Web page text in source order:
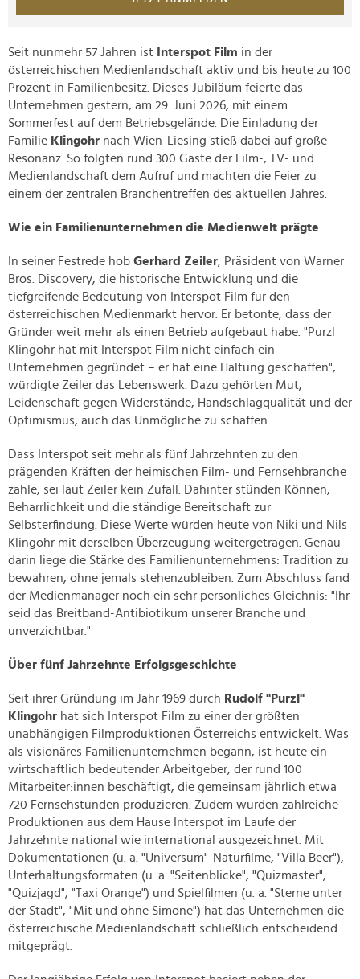
Seit nunmehr 57 Jahren ist Interspot Film in der
österreichischen Medienlandschaft aktiv und bis heute zu 100
Prozent in Familienbesitz. Dieses Jubiläum feierte das
Unternehmen gestern, am 29. Juni 2026, mit einem
Sommerfest auf dem Betriebsgelände. Die Einladung der
Familie Klingohr nach Wien-Liesing stieß dabei auf große
Resonanz. So folgten rund 300 Gäste der Film-, TV- und
Medienlandschaft dem Aufruf und machten die Feier zu
einem der zentralen Branchentreffen des aktuellen Jahres.
Wie ein Familienunternehmen die Medienwelt prägte
In seiner Festrede hob Gerhard Zeiler, Präsident von Warner
Bros. Discovery, die historische Entwicklung und die
tiefgreifende Bedeutung von Interspot Film für den
österreichischen Medienmarkt hervor. Er betonte, dass der
Gründer weit mehr als einen Betrieb aufgebaut habe. "Purzl
Klingohr hat mit Interspot Film nicht einfach ein
Unternehmen gegründet – er hat eine Haltung geschaffen",
würdigte Zeiler das Lebenswerk. Dazu gehörten Mut,
Leidenschaft gegen Widerstände, Handschlagqualität und der
Optimismus, auch das Unmögliche zu schaffen.
Dass Interspot seit mehr als fünf Jahrzehnten zu den
prägenden Kräften der heimischen Film- und Fernsehbranche
zähle, sei laut Zeiler kein Zufall. Dahinter stünden Können,
Beharrlichkeit und die ständige Bereitschaft zur
Selbsterfindung. Diese Werte würden heute von Niki und Nils
Klingohr mit derselben Überzeugung weitergetragen. Genau
darin liege die Stärke des Familienunternehmens: Tradition zu
bewahren, ohne jemals stehenzubleiben. Zum Abschluss fand
der Medienmanager noch ein sehr persönliches Gleichnis: "Ihr
seid das Breitband-Antibiotikum unserer Branche und
unverzichtbar."
Über fünf Jahrzehnte Erfolgsgeschichte
Seit ihrer Gründung im Jahr 1969 durch Rudolf "Purzl"
Klingohr hat sich Interspot Film zu einer der größten
unabhängigen Filmproduktionen Österreichs entwickelt. Was
als visionäres Familienunternehmen begann, ist heute ein
wirtschaftlich bedeutender Arbeitgeber, der rund 100
Mitarbeiter:innen beschäftigt, die gemeinsam jährlich etwa
720 Fernsehstunden produzieren. Zudem wurden zahlreiche
Produktionen aus dem Hause Interspot im Laufe der
Jahrzehnte national wie international ausgezeichnet. Mit
Dokumentationen (u. a. "Universum"-Naturfilme, "Villa Beer"),
Unterhaltungsformaten (u. a. "Seitenblicke", "Quizmaster",
"Quizjagd", "Taxi Orange") und Spielfilmen (u. a. "Sterne unter
der Stadt", "Mit und ohne Simone") hat das Unternehmen die
österreichische Medienlandschaft schließlich entscheidend
mitgeprägt.